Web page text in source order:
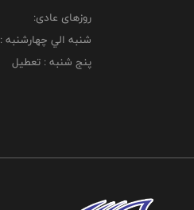
روزهای عادی:
شنبه الي چهارشنبه : 00: 8 لغايت 16:00
پنج شنبه : تعطیل